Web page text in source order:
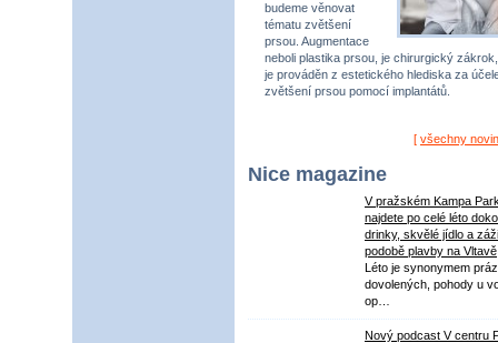
budeme věnovat
tématu zvětšení
prsou. Augmentace
neboli plastika prsou, je chirurgický
je prováděn z estetického hlediska za
zvětšení prsou pomocí implantátů.
[ všechny
Nice magazine
V pražském Kampa
najdete po celé léto
drinky, skvělé jídlo a
podobě plavby na Vltavě
Léto je synonymem
dovolených, pohody u
op…
Nový podcast V centru